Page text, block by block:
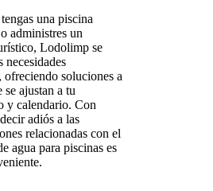
una piscina
administres un
Lodolimp se
necesidades
ofreciendo soluciones a
se ajustan a tu
y calendario. Con
adiós a las
relacionadas con el
agua para piscinas es